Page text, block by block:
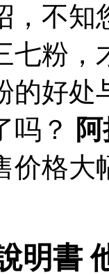
，不
七粉
的好
吗？
价格
明書